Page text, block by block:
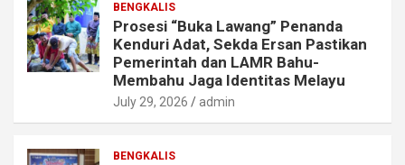
BENGKALIS
Prosesi “Buka Lawang” Penanda
Kenduri Adat, Sekda Ersan Pastikan
Pemerintah dan LAMR Bahu-
Membahu Jaga Identitas Melayu
July 29, 2026 admin
BENGKALIS